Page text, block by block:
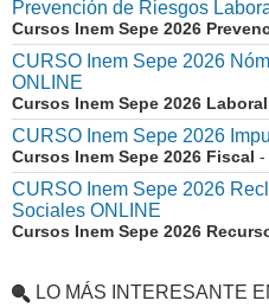
Prevención de Riesgos
Cursos Inem Sepe 2026
CURSO Inem Sepe 2026
ONLINE
Cursos Inem Sepe 2026
CURSO Inem Sepe 2026
Cursos Inem Sepe 2026 Fiscal -
CURSO Inem Sepe 2026
Sociales ONLINE
Cursos Inem Sepe 2026
LO MÁS INTERESANTE